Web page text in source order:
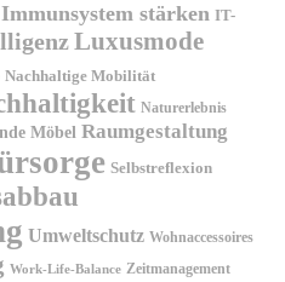
Immunsystem stärken IT-
Luxusmode
Nachhaltige Mobilität
Naturerlebnis
Möbel Raumgestaltung
Selbstreflexion
Umweltschutz Wohnaccessoires
Work-Life-Balance Zeitmanagement